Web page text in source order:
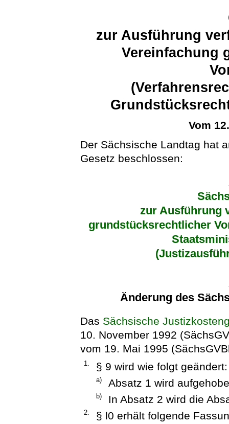
zur Ausführung
Vereinfachung
Vom
Der Sächsische Landtag hat
Gesetz beschlossen:
zur Ausführung
grundstücksrechtlicher
Änderung des
Das Sächsische
10. November 1992
vom 19. Mai 1995
1. § 9 wird wie folgt geändert:
a) Absatz 1 wird
b) In Absatz 2 wird die
2. § l0 erhält folgende